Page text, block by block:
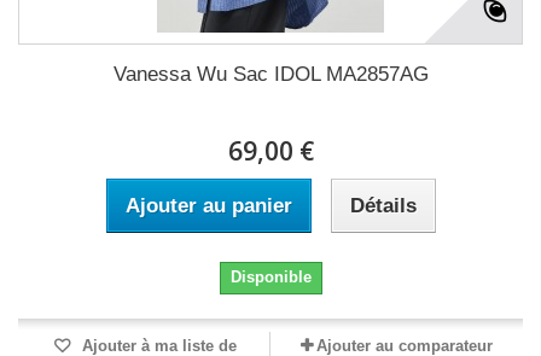
Vanessa Wu Sac IDOL MA2857AG
69,00 €
Ajouter au panier Détails
Disponible
Ajouter à ma liste de
Ajouter au comparateur